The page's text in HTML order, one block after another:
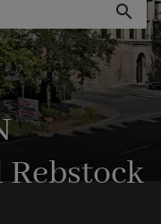
search
Rebstock